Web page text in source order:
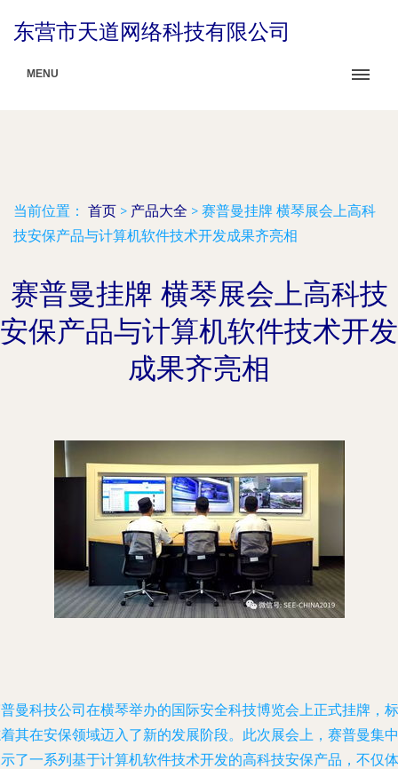
东营市天道网络科技有限公司
MENU
当前位置： 首页 > 产品大全 > 赛普曼挂牌 横琴展会上高科
技安保产品与计算机软件技术开发成果齐亮相
赛普曼挂牌 横琴展会上高科技
安保产品与计算机软件技术开发
成果齐亮相
曼科技公司在横琴举办的国际安全科技博览会上正式挂牌，标
其在安保领域迈入了新的发展阶段。此次展会上，赛普曼集中
了一系列基于计算机软件技术开发的高科技安保产品，不仅体